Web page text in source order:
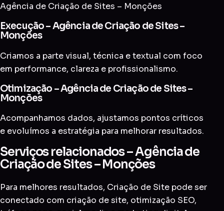
Agência de Criação de Sites – Monções
Execução – Agência de Criação de Sites –
Monções
Criamos a parte visual, técnica e textual com foco
em performance, clareza e profissionalismo.
Otimização – Agência de Criação de Sites –
Monções
Acompanhamos dados, ajustamos pontos críticos
e evoluímos a estratégia para melhorar resultados.
Serviços relacionados – Agência de
Criação de Sites – Monções
Para melhores resultados, Criação de Site pode ser
conectado com criação de site, otimização SEO,